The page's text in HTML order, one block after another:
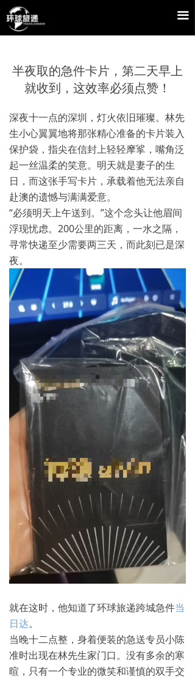
끀
半夜取的急件卡片，第二天早上
就收到，这效率必须点赞！
深夜十一点的深圳，灯火依旧璀璨。林先
生小心翼翼地将那张精心准备的卡片装入
保护袋，指尖在信封上轻轻摩挲，嘴角泛
起一丝温柔的笑意。明天就是妻子的生
日，而这张手写卡片，承载着他无法亲自
赴澳的遗憾与满满爱意。
“必须明天上午送到。”这个念头让他眉间
浮现忧虑。200公里的距离，一水之隔，
寻常快递至少需要两三天，而此刻已是深
夜。
就在这时，他知道了环球旅递跨城急件当
日达。
当晚十二点整，身着便装的急送专员小陈
准时出现在林先生家门口。没有多余的寒
暄，只有一个专业的微笑和谨慎的双手交